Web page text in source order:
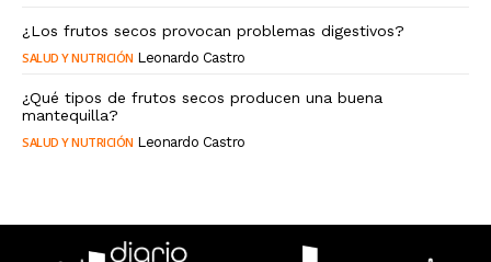
¿Los frutos secos provocan problemas digestivos?
SALUD Y NUTRICIÓN Leonardo Castro
¿Qué tipos de frutos secos producen una buena
mantequilla?
SALUD Y NUTRICIÓN Leonardo Castro